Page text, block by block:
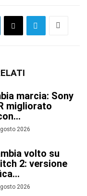
marcia: Sony
migliorato
2026
volto su
2: versione
2026